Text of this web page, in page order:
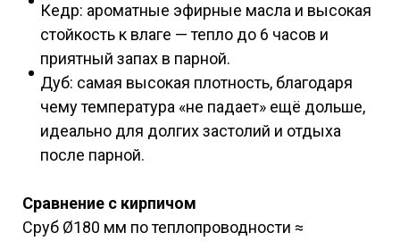
Кедр: ароматные эфирные масла и высокая
стойкость к влаге — тепло до 6 часов и
приятный запах в парной.
Дуб: самая высокая плотность, благодаря
чему температура «не падает» ещё дольше,
идеально для долгих застолий и отдыха
после парной.
Сравнение с кирпичом
Сруб Ø180 мм по теплопроводности ≈